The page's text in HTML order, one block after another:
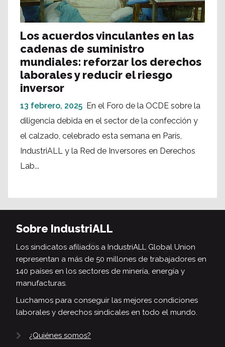
Los acuerdos vinculantes en las
cadenas de suministro
mundiales: reforzar los derechos
laborales y reducir el riesgo
inversor
13 febrero, 2025 En el Foro de la OCDE sobre la
diligencia debida en el sector de la confección y
el calzado, celebrado esta semana en París,
IndustriALL y la Red de Inversores en Derechos
Lab...
Sobre IndustriALL
Los sindicatos afiliados a IndustriALL Global Union
representan a más de 50 millones de trabajadores en
140 países en los sectores de minería, energía y
manufacturas.
Luchamos para conseguir las mejores condiciones
laborales y derechos sindicales en todo el mundo.
¿Quiénes somos?